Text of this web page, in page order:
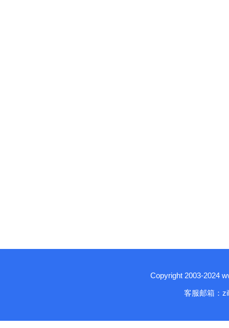
Copyright 2003-2024
客服邮箱：